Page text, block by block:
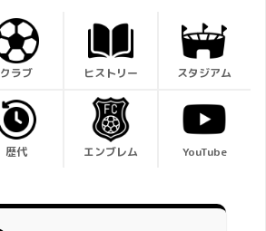
クラブ ヒストリー スタジアム
歴代 エンブレム YouTube